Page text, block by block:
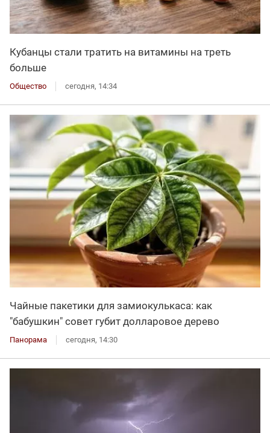
Кубанцы стали тратить на витамины на треть
больше
Общество сегодня, 14:34
Чайные пакетики для замиокулькаса: как
"бабушкин" совет губит долларовое дерево
Панорама сегодня, 14:30